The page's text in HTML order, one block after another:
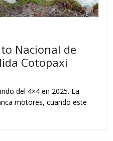
Nacional de
Cotopaxi
del 4×4 en 2025. La
motores, cuando este